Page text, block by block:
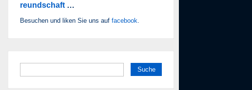
reundschaft…
Besuchen und liken Sie uns auf facebook